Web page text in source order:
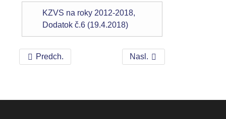
KZVS na roky 2012-2018,
Dodatok č.6 (19.4.2018)
Predch. Nasl.